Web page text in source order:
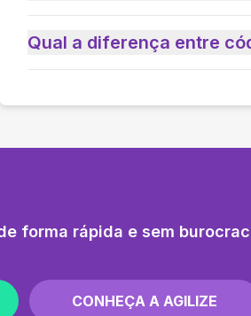
Qual a diferença entre
forma rápida e sem
CONHEÇA A AGILIZE